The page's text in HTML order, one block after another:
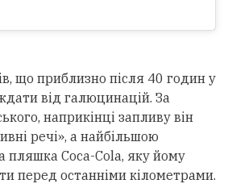
що приблизно після 40 годин у
від галюцинацій. За
наприкінці запливу він
речі», а найбільшою
пляшка Coca-Cola, яку йому
перед останніми кілометрами.